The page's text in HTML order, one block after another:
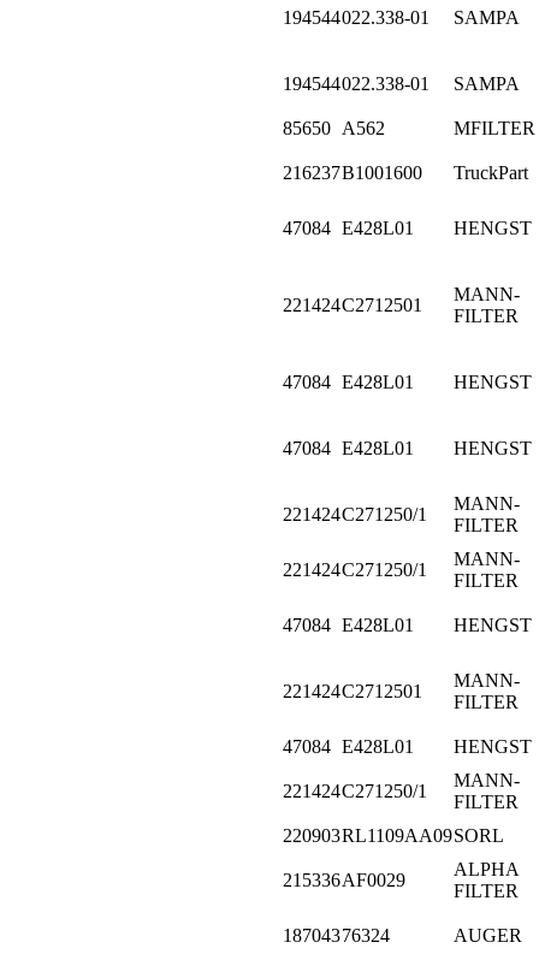
194544022.338-01 SAMPA
194544022.338-01 SAMPA
85650 A562 MFILTER
216237B1001600 TruckPart
47084 E428L01 HENGST
221424C2712501
MANN-
FILTER
47084 E428L01 HENGST
47084 E428L01 HENGST
221424C271250/1
MANN-
FILTER
221424C271250/1
MANN-
FILTER
47084 E428L01 HENGST
221424C2712501
MANN-
FILTER
47084 E428L01 HENGST
221424C271250/1
MANN-
FILTER
220903RL1109AA09SORL
215336AF0029
ALPHA
FILTER
18704376324 AUGER